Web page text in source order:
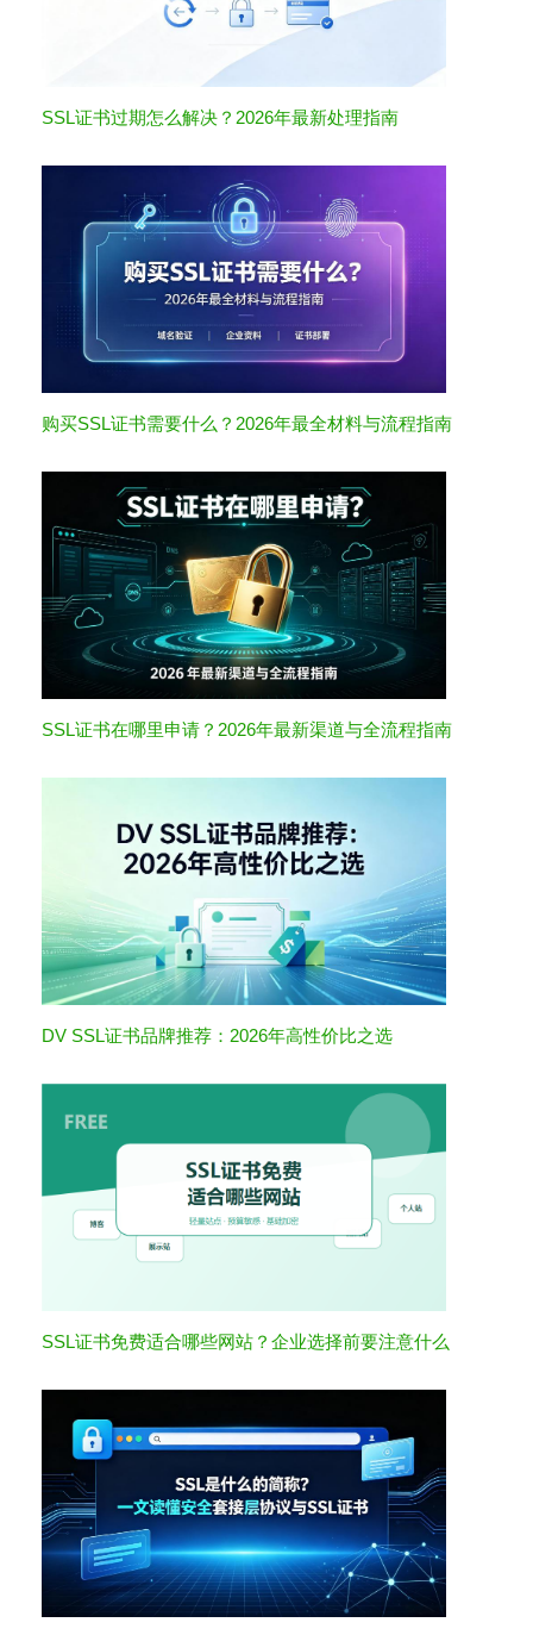
SSL证书过期怎么解决？2026年最新处理指南
购买SSL证书需要什么？2026年最全材料与流程指南
SSL证书在哪里申请？2026年最新渠道与全流程指南
DV SSL证书品牌推荐：2026年高性价比之选
SSL证书免费适合哪些网站？企业选择前要注意什么